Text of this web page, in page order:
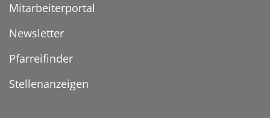
Mitarbeiterportal
Newsletter
Pfarreifinder
Stellenanzeigen